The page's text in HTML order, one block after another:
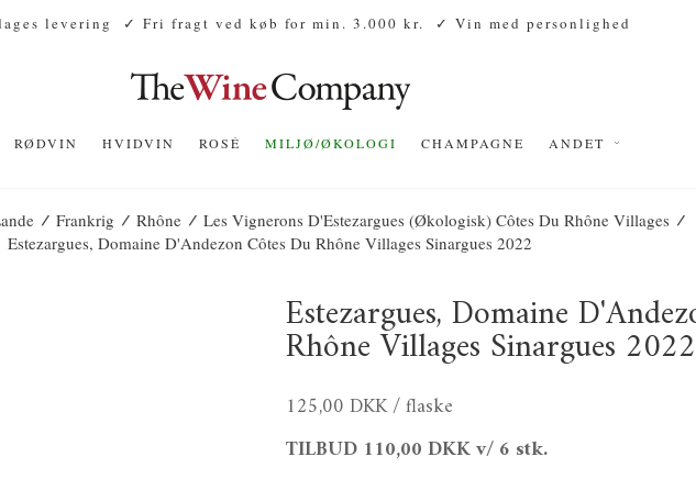
levering ✓ Fri fragt ved køb for min. 3.000 kr. ✓ Vin med personlighed
RØDVIN HVIDVIN ROSÉ MILJØ/ØKOLOGI CHAMPAGNE ANDET
/ Frankrig / Rhône / Les Vignerons D'Estezargues (økologisk) Côtes Du Rhône Villages /
Estezargues, Domaine D'Andezon Côtes Du Rhône Villages Sinargues 2022
Estezargues, Domaine
Rhône Villages Sinargues 2022
125,00 DKK/ flaske
TILBUD 110,00 DKKv/ 6 stk.